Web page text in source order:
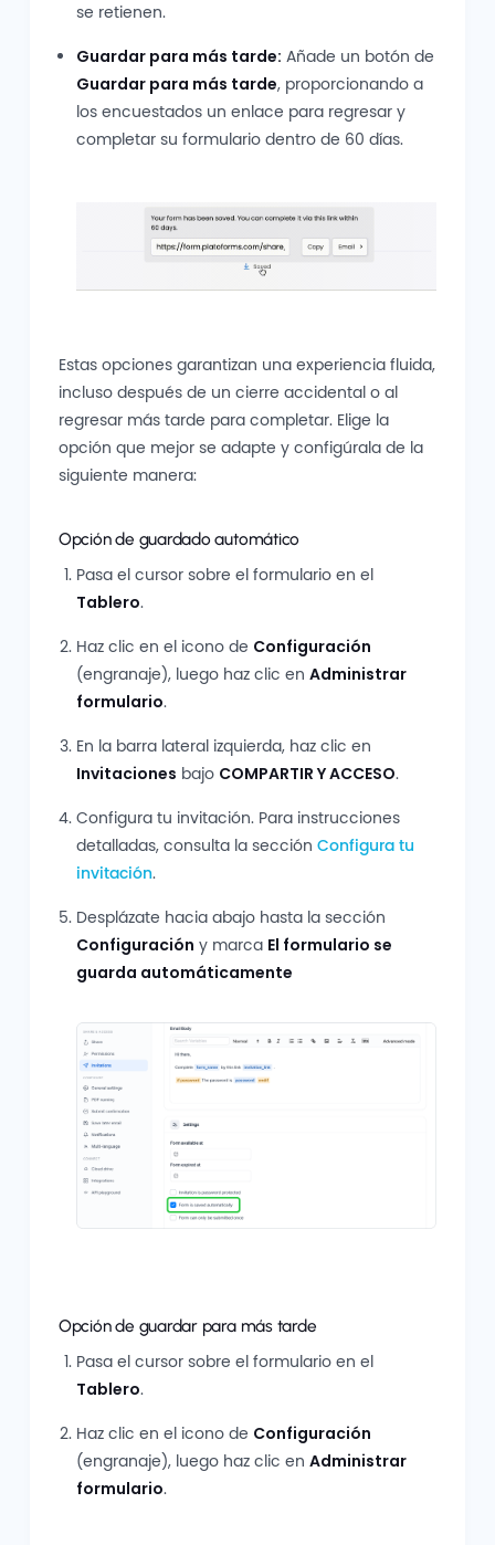
se retienen.
Guardar para más tarde: Añade un botón de
Guardar para más tarde, proporcionando a
los encuestados un enlace para regresar y
completar su formulario dentro de 60 días.
Estas opciones garantizan una experiencia fluida,
incluso después de un cierre accidental o al
regresar más tarde para completar. Elige la
opción que mejor se adapte y configúrala de la
siguiente manera:
Opción de guardado automático
Pasa el cursor sobre el formulario en el
Tablero.
Haz clic en el icono de Configuración
(engranaje), luego haz clic en Administrar
formulario.
En la barra lateral izquierda, haz clic en
Invitaciones bajo COMPARTIR Y ACCESO.
Configura tu invitación. Para instrucciones
detalladas, consulta la sección Configura tu
invitación.
Desplázate hacia abajo hasta la sección
Configuración y marca El formulario se
guarda automáticamente
Opción de guardar para más tarde
Pasa el cursor sobre el formulario en el
Tablero.
Haz clic en el icono de Configuración
(engranaje), luego haz clic en Administrar
formulario.